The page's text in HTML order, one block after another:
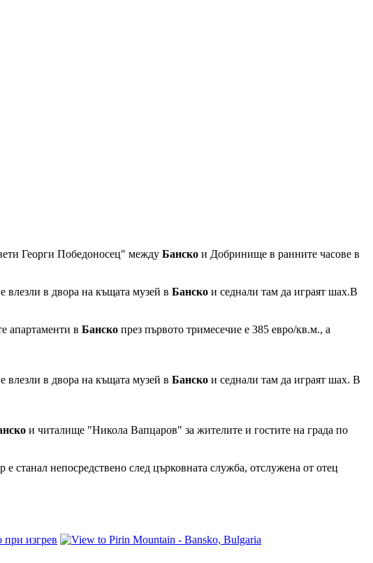
Георги Победоносец" между Банско и Добринище в ранните часове в
в двора на къщата музей в Банско и седнали там да играят шах.В
апартаменти в Банско през първото тримесечие е 385 евро/кв.м., а
в двора на къщата музей в Банско и седнали там да играят шах. В
и читалище "Никола Вапцаров" за жителите и гостите на градa по
станал непосредствено след църковната служба, отслужена от отец